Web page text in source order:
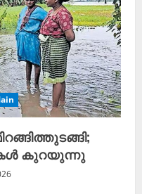
കുറയുന്നു